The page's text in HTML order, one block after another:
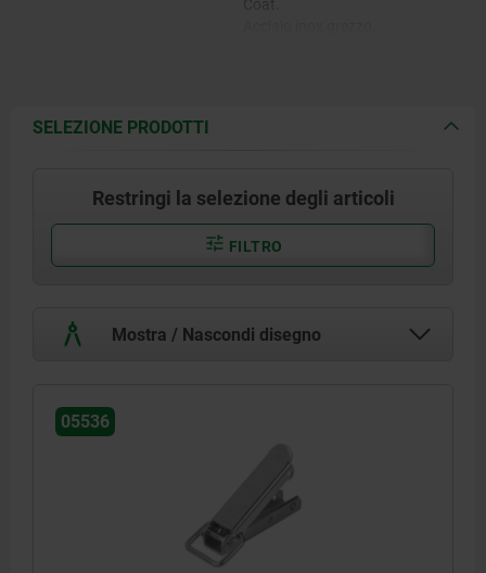
SELEZIONE PRODOTTI
Restringi la selezione degli articoli
FILTRO
Mostra / Nascondi disegno
05536